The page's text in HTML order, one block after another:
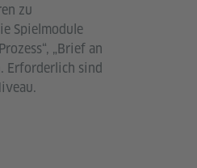
zu
Spielmodule
„Brief an
Erforderlich sind